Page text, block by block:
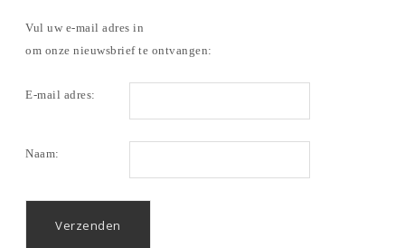
Vul uw e-mail adres in
om onze nieuwsbrief te ontvangen:
E-mail adres:
Naam: